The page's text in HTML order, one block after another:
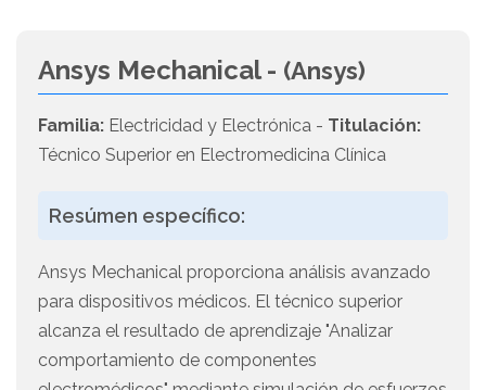
Ansys Mechanical - (Ansys)
Familia: Electricidad y Electrónica - Titulación:
Técnico Superior en Electromedicina Clínica
Resúmen específico:
Ansys Mechanical proporciona análisis avanzado
para dispositivos médicos. El técnico superior
alcanza el resultado de aprendizaje "Analizar
comportamiento de componentes